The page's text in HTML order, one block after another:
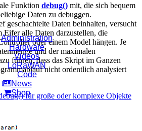
Administration
Hardware
Videos
LoRaWAN
Code
News
Shop
Funktion debug() mit, die sich bequem
Daten zu debuggen.
geschachtelte Daten beinhalten, versucht
Eifer alle Daten darzustellen, die
oder einem Model hängen. Je
und der maximalen
führen, dass das Skript im Ganzen
nicht ordentlich analysiert
für große oder komplexe Objekte